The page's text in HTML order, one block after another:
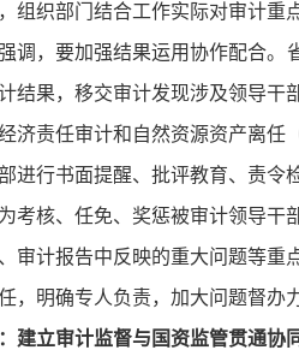
组织部门结合工作实际对审计重
调，要加强结果运用协作配合。
结果，移交审计发现涉及领导
济责任审计和自然资源资产离任
进行书面提醒、批评教育、责令
考核、任免、奖惩被审计领导干
审计报告中反映的重大问题等
，明确专人负责，加大问题督办
建立审计监督与国资监管贯通协